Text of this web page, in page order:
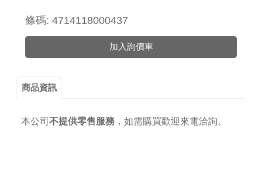
條碼: 4714118000437
加入詢價車
商品資訊
本公司 不提供零售服務， 如需購買歡迎來電洽詢。